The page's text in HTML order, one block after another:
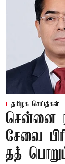
தமிழக செய்திகள்
சென்னை
சேவை
தத்